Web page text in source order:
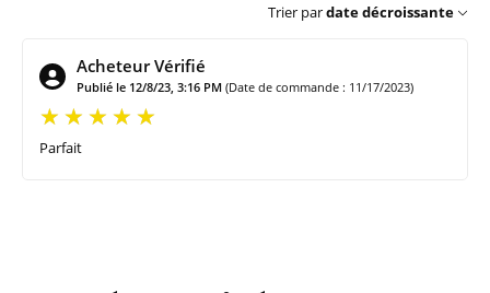
Trier pardate décroissante
Acheteur Vérifié
Publié le 12/8/23, 3:16 PM (Date de commande : 11/17/2023)
Parfait